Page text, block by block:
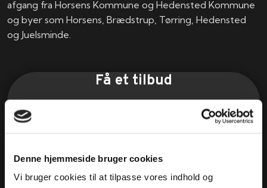
Denne hjemmeside bruger cookies
Vi bruger cookies til at tilpasse vores indhold og
afgang fra Horsens Kommune og Hedensted Kommune
og byer som Horsens, Brædstrup, Tørring, Hedensted
og Juelsminde.​
Få et tilbud
Udfyld formularen herunder og vi vender tilbage med et
uforpligtende tilbud. * skal udfyldes. Du modtager en